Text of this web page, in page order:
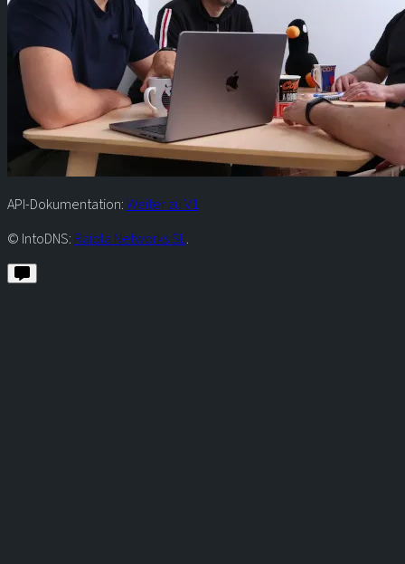
API-Dokumentation:Weiter zu V1
© IntoDNS: Raiola Networks SL.